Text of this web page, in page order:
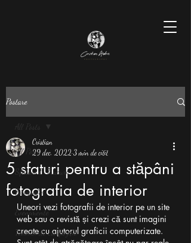
Postare
All Posts
Sfaturi & Trucuri
Fotografie
Evenimente
Tehnici de compoziție
All Posts
5 sfaturi pentru a stăpâni
fotografia de interior
Cristian
29 dec. 2022 3 min de citit
Uneori vezi fotografii de interior pe un site
web sau o revistă și crezi că sunt imagini
create cu ajutorul graficii computerizate.